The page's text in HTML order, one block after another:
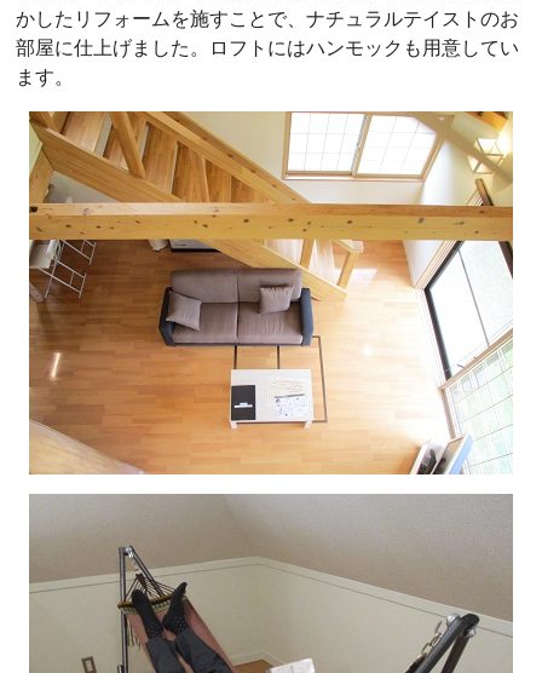
かしたリフォームを施すことで、ナチュラルテイストのお
部屋に仕上げました。ロフトにはハンモックも用意してい
ます。